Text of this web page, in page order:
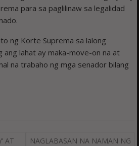
para sa paglilinaw sa legalidad
ng Korte Suprema sa lalong
ang lahat ay maka-move-on na at
na trabaho ng mga senador bilang
AT
NAGLABASAN NA NAMAN NG